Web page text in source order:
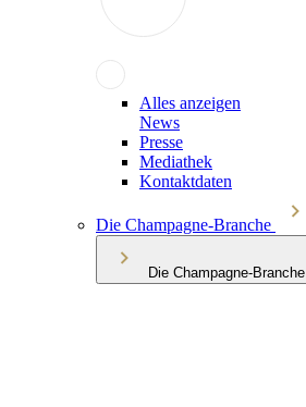
Alles anzeigen
News
Presse
Mediathek
Kontaktdaten
Die Champagne-Branche
Die Champagne-Branche